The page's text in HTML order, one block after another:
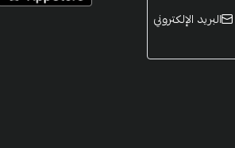
البريد الإلكتروني